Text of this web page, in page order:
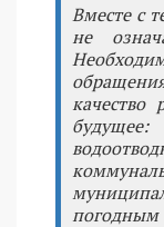
Вместе с
не
качество
погодным